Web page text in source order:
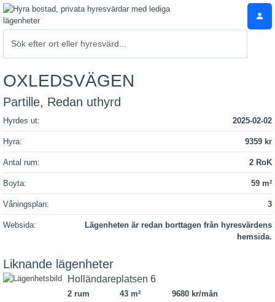
OXLEDSVÄGEN
Partille, Redan uthyrd
Hyrdes ut: 2025-02-02
Hyra: 9359 kr
Antal rum: 2 RoK
Boyta: 59 m2
Våningsplan: 3
Websida:
Lägenheten är redan borttagen från hyresvärdens
hemsida.
Liknande lägenheter
Holländareplatsen 6
2 rum 43 m2
9680 kr/mån